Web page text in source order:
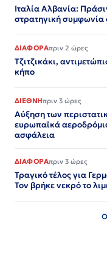
Ιταλία Αλβανία:
στρατηγική συμφωνία
ΔΙΑΦΟΡΑπριν 2 ώρες
Τζιτζικάκι,
κήπο
ΔΙΕΘΝΗπριν 3 ώρες
Αύξηση των
ευρωπαϊκά
ασφάλεια
ΔΙΑΦΟΡΑπριν 3 ώρες
Τραγικό τέλος για
Τον βρήκε νεκρό το